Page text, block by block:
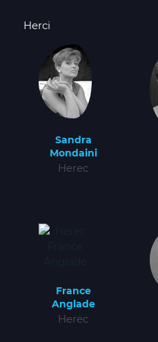
Herci
Sandra
Mondaini
Herec
France
Anglade
Herec